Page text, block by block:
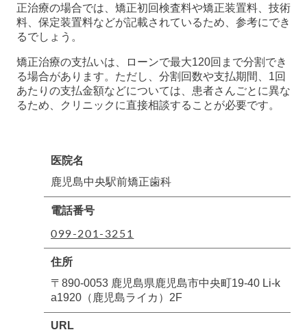
正治療の場合では、矯正初回検査料や矯正装置料、技術
料、保定装置料などが記載されているため、参考にでき
るでしょう。
矯正治療の支払いは、ローンで最大120回まで分割でき
る場合があります。ただし、分割回数や支払期間、1回
あたりの支払金額などについては、患者さんごとに異な
るため、クリニックに直接相談することが必要です。
医院名
鹿児島中央駅前矯正歯科
電話番号
099-201-3251
住所
〒890-0053 鹿児島県鹿児島市中央町19-40 Li-k
a1920（鹿児島ライカ）2F
URL